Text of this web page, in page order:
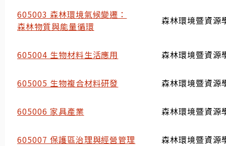
605003 森林環境氣候變遷：
森林物質與能量循環
森林環境暨資源
605004 生物材料生活應用 森林環境暨資源
605005 生物複合材料研發 森林環境暨資源
605006 家具產業 森林環境暨資源
605007 保護區治理與經營管理 森林環境暨資源